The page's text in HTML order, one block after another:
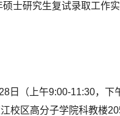
士研究生复试录取工作
日（上午9:00-11:30，下
校区高分子学院科教楼